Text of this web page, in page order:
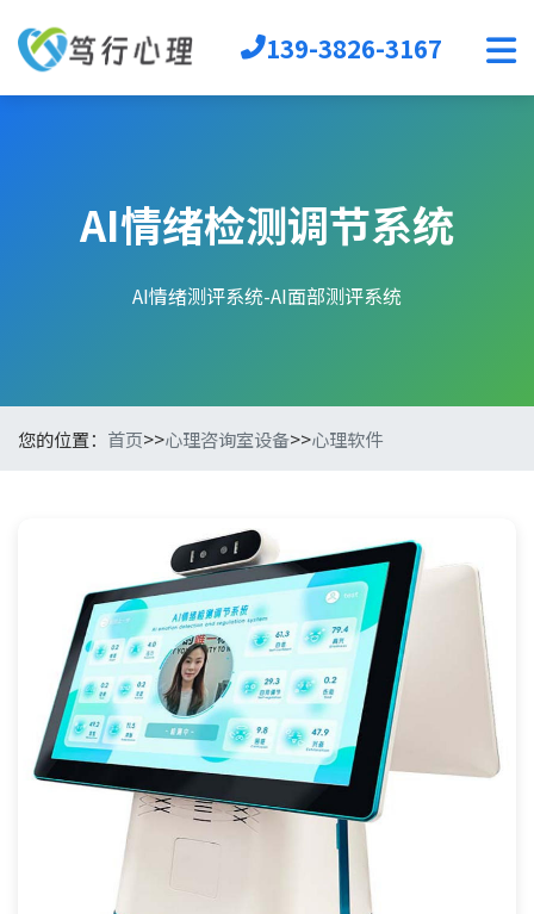
音乐放松椅
心理沙盘
宣泄设备
团辅器材
139-3826-3167
AI情绪检测调节系统
AI情绪测评系统-AI面部测评系统
您的位置： 首页>>心理咨询室设备>>心理软件